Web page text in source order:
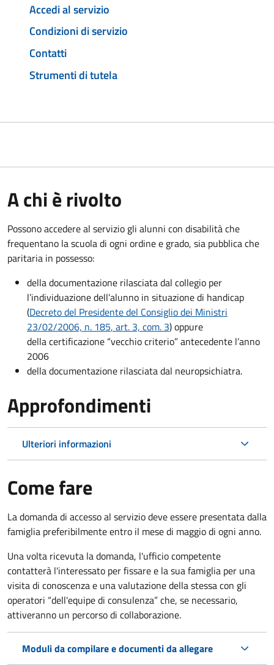
Accedi al servizio
Condizioni di servizio
Contatti
Strumenti di tutela
A chi è rivolto
Possono accedere al servizio gli alunni con disabilità che
frequentano la scuola di ogni ordine e grado, sia pubblica che
paritaria in possesso:
della documentazione rilasciata dal collegio per
l’individuazione dell’alunno in situazione di handicap
(Decreto del Presidente del Consiglio dei Ministri
23/02/2006, n. 185, art. 3, com. 3) oppure
della certificazione “vecchio criterio” antecedente l’anno
2006
della documentazione rilasciata dal neuropsichiatra.
Approfondimenti
Ulteriori informazioni
Come fare
La domanda di accesso al servizio deve essere presentata dalla
famiglia preferibilmente entro il mese di maggio di ogni anno.
Una volta ricevuta la domanda, l'ufficio competente
contatterà l'interessato per fissare e la sua famiglia per una
visita di conoscenza e una valutazione della stessacon gli
operatori “dell'equipe di consulenza” che, se necessario,
attiveranno un percorso di collaborazione.
Moduli da compilare e documenti da allegare